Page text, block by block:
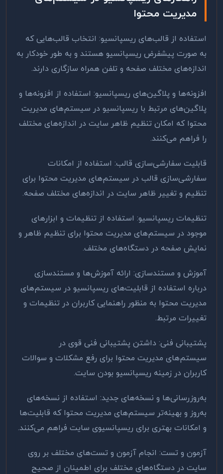
مدیریت محتوا
استفاده از قالب‌های ریسپانسیو: انتخاب قالب‌هایی که
به صورت پیشفرض ریسپانسیو هستند و به طور خودکار به
اندازه‌های مختلف صفحه و تلفن همراه سازگاری دارند.
افزونه‌ها و پلاگین‌های ریسپانسیو: استفاده از افزونه‌ها و
پلاگین‌های مرتبط با ریسپانسیو در سیستم‌های مدیریت
محتوا که امکان تنظیم ظاهر سایت در اندازه‌های مختلف
را فراهم می‌کنند.
قابلیت سفارشی‌سازی قالب: استفاده از امکانات
سفارشی‌سازی قالب در سیستم‌های مدیریت محتوا برای
تنظیم و تغییر ظاهر سایت در اندازه‌های مختلف صفحه.
تنظیمات ریسپانسیو: استفاده از تنظیمات و ابزارهای
موجود در سیستم‌های مدیریت محتوا برای تنظیم ظاهر و
نمایش صفحه در دستگاه‌های مختلف.
آموزش و مستندسازی: ارائه آموزش‌ها و مستندسازی
درباره استفاده از قابلیت‌های ریسپانسیو در سیستم‌های
مدیریت محتوا به منظور راهنمایی کاربران در تنظیمات و
تغییرات مرتبط.
پشتیبانی فنی: داشتن پشتیبانی فنی قوی در
سیستم‌های مدیریت محتوا برای رفع مشکلات و سوالات
کاربران در زمینه ریسپانسیو بودن سایت.
به‌روزرسانی‌ها و نسخه‌های جدید: استفاده از نسخه‌های
به‌روز و بهینه‌تر سیستم‌های مدیریت محتوا که قابلیت‌ها
و امکانات بهتری برای ریسپانسیوی سایت فراهم می‌کنند.
آزمون و تست: انجام آزمون و تست‌های مختلف بر روی
سایت در دستگاه‌های مختلف برای اطمینان از صحیح